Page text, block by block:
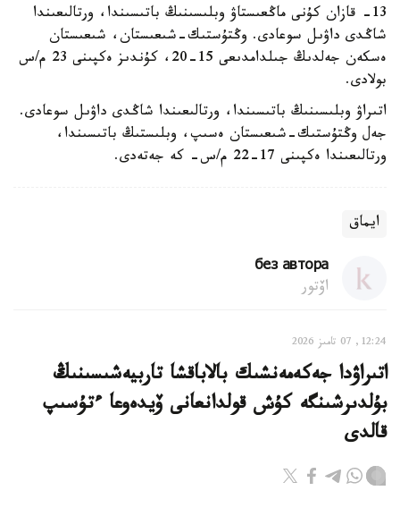
13- قازان كۇنى ماڭعىستاۋ وبلىسىنىڭ باتىسىندا، ورتالىعىندا
شاڭدى داۋىل سوعادى. وڭتۇستىك-شىعىستان، شىعىستان
ەسكەن جەلدىڭ جىلدامدىعى 15-20، كۇندىز ەكپىنى 23 م/س
بولادى.
اتىراۋ وبلىسىنىڭ باتىسىندا، ورتالىعىندا شاڭدى داۋىل سوعادى.
جەل وڭتۇستىك-شىعىستان ەسىپ، وبلىستىڭ باتىسىندا،
ورتالىعىندا ەكپىنى 17-22 م/س- كە جەتەدى.
ايماق
без автора
اۆتور
12:24, 07 تامىز 2026
اتىراۋدا جەكەمەنشىك بالاباقشا تاربيەشىسىنىڭ
بۇلدىرشىنگە كۇش قولدانعانى ۆيدەوعا ءتۇسىپ
قالدى